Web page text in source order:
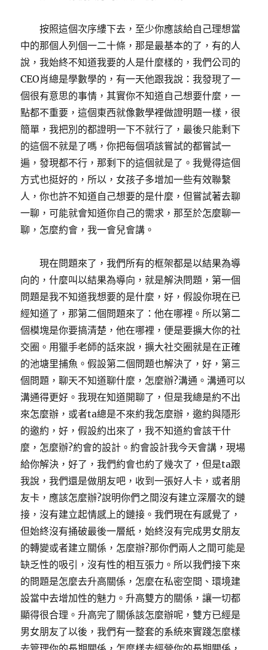
按照這個次序縷下去，至少你應該給自己理想當
中的那個人列個一二十條，那是最基本的了，有的人
說，我始終不知道我要的人是什麼樣的，我們公司的
CEO肖總是學數學的，有一天他跟我說：我發現了一
個很有意思的事情，其實你不知道自己想要什麼，一
點都不重要，這個東西就像數學裡做證明題一樣，很
簡單，我把別的都證明一下不就行了，最後只能剩下
的這個不就是了嗎，你把每個項該嘗試的都嘗試一
遍，發現都不行，那剩下的這個就是了。我覺得這個
方式也挺好的，所以，女孩子多增加一些有效聯繫
人，你也許不知道自己想要的是什麼，但嘗試著去聊
一聊，可能就會知道你自己的需求，那至於怎麼聊一
聊，怎麼約會，我一會兒會講。
現在問題來了，我們所有的框架都是以結果為導
向的，什麼叫以結果為導向，就是解決問題，第一個
問題是我不知道我想要的是什麼，好，假設你現在已
經知道了，那第二個問題來了：他在哪裡。所以第二
個模塊是你要搞清楚，他在哪裡，便是要擴大你的社
交圈。用獵手老師的話來說，擴大社交圈就是在正確
的池塘里捕魚。假設第二個問題也解決了，好，第三
個問題，聊天不知道聊什麼，怎麼辦?溝通。溝通可以
溝通得更好。我現在知道開聊了，但是我總是約不出
來怎麼辦，或者ta總是不來約我怎麼辦，邀約與隱形
的邀約，好，假設約出來了，我不知道約會該干什
麼，怎麼辦?約會的設計。約會設計我今天會講，現場
給你解決，好了，我們約會也約了幾次了，但是ta跟
我說，我們還是做朋友吧，收到一張好人卡，或者朋
友卡，應該怎麼辦?說明你們之間沒有建立深層次的鏈
接，沒有建立起情感上的鏈接。我們現在有感覺了，
但始終沒有捅破最後一層紙，始終沒有完成男女朋友
的轉變或者建立關係，怎麼辦?那你們兩人之間可能是
缺乏性的吸引，沒有性的相互張力。所以我們接下來
的問題是怎麼去升高關係，怎麼在私密空間、環境建
設當中去增加性的魅力。升高雙方的關係，讓一切都
顯得很合理。升高完了關係該怎麼辦呢，雙方已經是
男女朋友了以後，我們有一整套的系統來實踐怎麼樣